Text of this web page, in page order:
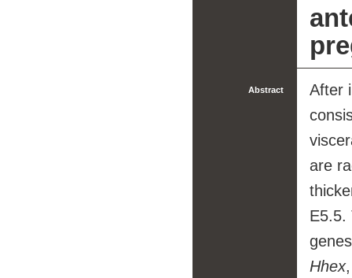
Abstract
After
are
E5.5.
Hhex